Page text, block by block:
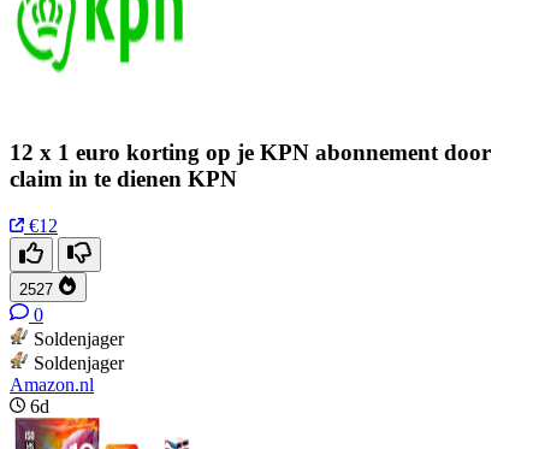
12 x 1 euro korting op je KPN abonnement door
claim in te dienen KPN
€12
2527
0
Soldenjager
Soldenjager
Amazon.nl
6d